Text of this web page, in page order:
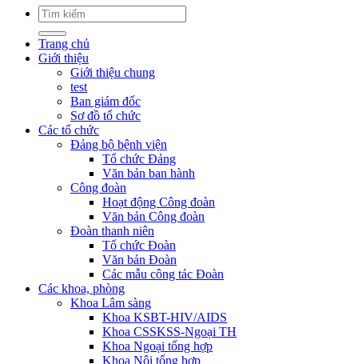
Trang chủ
Giới thiệu
Giới thiệu chung
test
Ban giám đốc
Sơ đồ tổ chức
Các tổ chức
Đảng bộ bệnh viện
Tổ chức Đảng
Văn bản ban hành
Công đoàn
Hoạt động Công đoàn
Văn bản Công đoàn
Đoàn thanh niên
Tổ chức Đoàn
Văn bản Đoàn
Các mẫu công tác Đoàn
Các khoa, phòng
Khoa Lâm sàng
Khoa KSBT-HIV/AIDS
Khoa CSSKSS-Ngoại TH
Khoa Ngoại tổng hợp
Khoa Nội tổng hợp